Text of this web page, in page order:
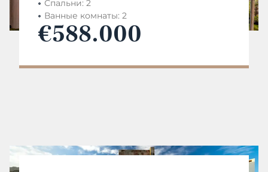
Спальни: 2
Ванные комнаты: 2
€588.000